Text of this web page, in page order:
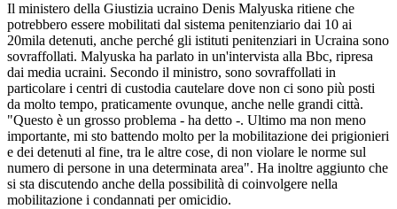
Il ministero della Giustizia ucraino Denis Malyuska ritiene che
potrebbero essere mobilitati dal sistema penitenziario dai 10 ai
20mila detenuti, anche perché gli istituti penitenziari in Ucraina sono
sovraffollati. Malyuska ha parlato in un'intervista alla Bbc, ripresa
dai media ucraini. Secondo il ministro, sono sovraffollati in
particolare i centri di custodia cautelare dove non ci sono più posti
da molto tempo, praticamente ovunque, anche nelle grandi città.
"Questo è un grosso problema - ha detto -. Ultimo ma non meno
importante, mi sto battendo molto per la mobilitazione dei prigionieri
e dei detenuti al fine, tra le altre cose, di non violare le norme sul
numero di persone in una determinata area". Ha inoltre aggiunto che
si sta discutendo anche della possibilità di coinvolgere nella
mobilitazione i condannati per omicidio.